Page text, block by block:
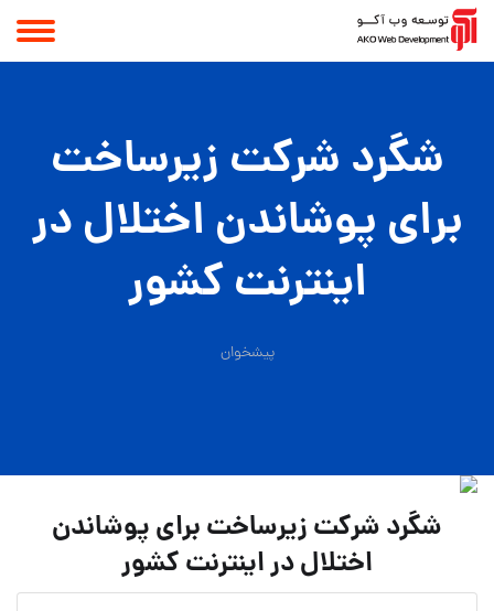
شگرد شرکت زیرساخت
برای پوشاندن اختلال در
اینترنت کشور
پیشخوان
شگرد شرکت زیرساخت برای پوشاندن
اختلال در اینترنت کشور